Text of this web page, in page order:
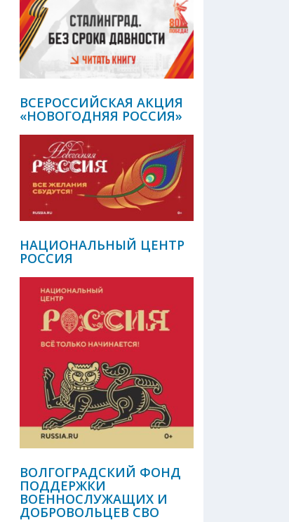
ВСЕРОССИЙСКАЯ АКЦИЯ
«НОВОГОДНЯЯ РОССИЯ»
НАЦИОНАЛЬНЫЙ ЦЕНТР
РОССИЯ
ВОЛГОГРАДСКИЙ ФОНД
ПОДДЕРЖКИ
ВОЕННОСЛУЖАЩИХ И
ДОБРОВОЛЬЦЕВ СВО